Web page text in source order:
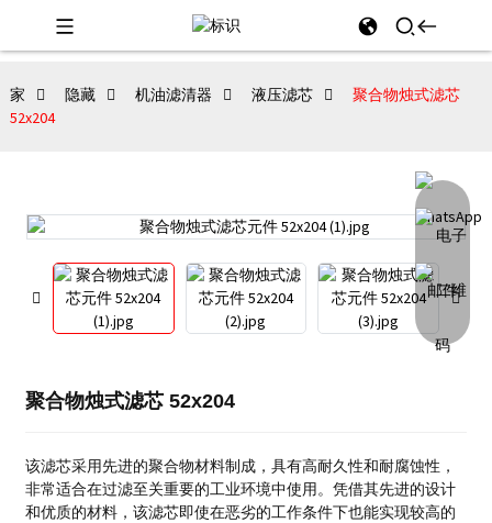
家 隐藏 机油滤清器 液压滤芯
聚合物烛式滤芯
52x204
聚合物烛式滤芯 52x204
该滤芯采用先进的聚合物材料制成，具有高耐久性和耐腐蚀性，
非常适合在过滤至关重要的工业环境中使用。 凭借其先进的设计
和优质的材料，该滤芯即使在恶劣的工作条件下也能实现较高的